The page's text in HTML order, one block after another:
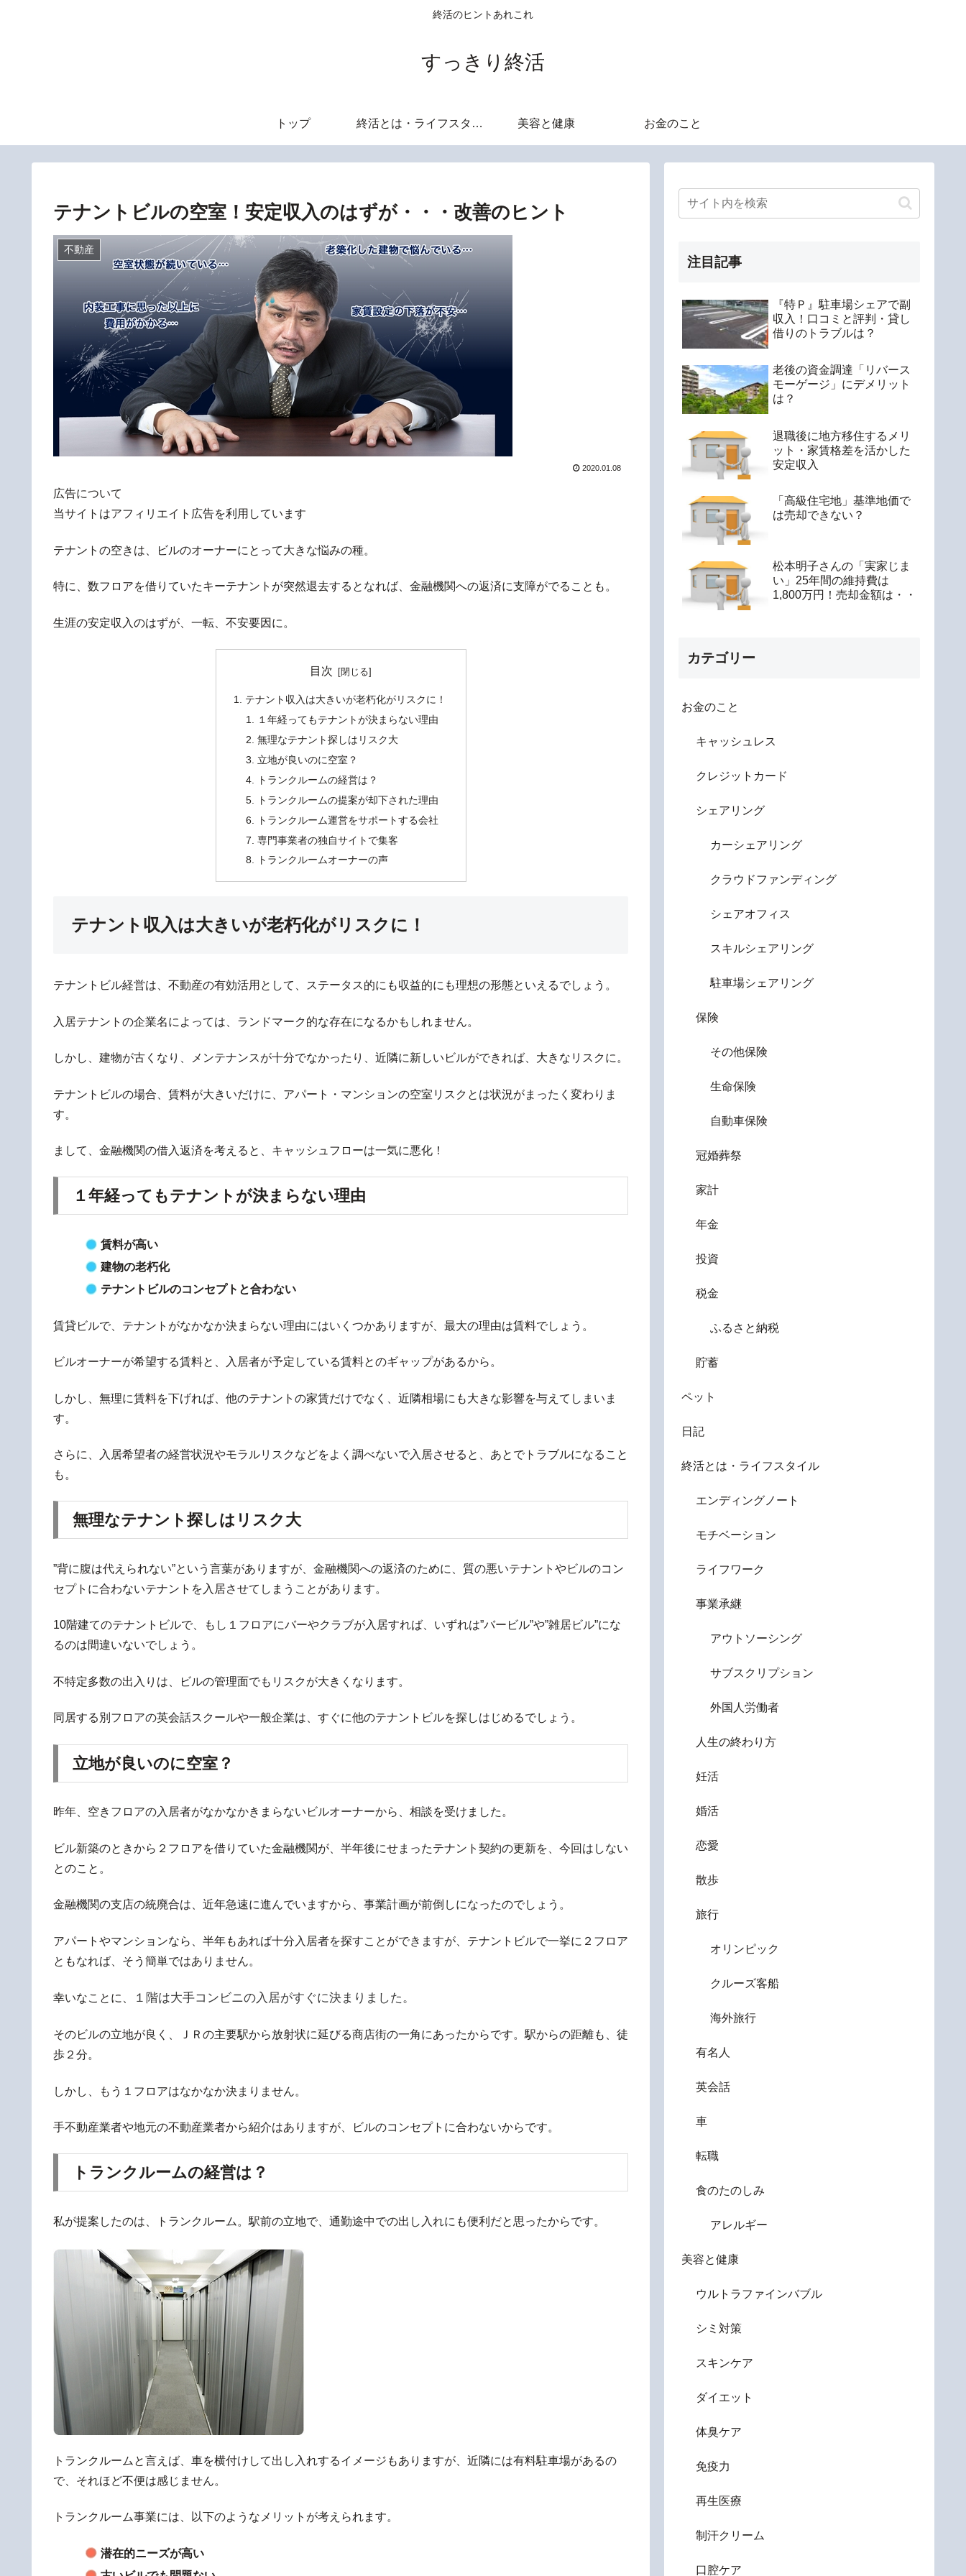
終活のヒントあれこれ
すっきり終活
トップ 終活とは・ライフスタイル 美容と健康 お金のこと
テナントビルの空室！安定収入のはずが・・・改善のヒント
不動産
2020.01.08
広告について
当サイトはアフィリエイト広告を利用しています
テナントの空きは、ビルのオーナーにとって大きな悩みの種。
特に、数フロアを借りていたキーテナントが突然退去するとなれば、金融機関への返済に支障がでることも。
生涯の安定収入のはずが、一転、不安要因に。
目次
テナント収入は大きいが老朽化がリスクに！
１年経ってもテナントが決まらない理由
無理なテナント探しはリスク大
立地が良いのに空室？
トランクルームの経営は？
トランクルームの提案が却下された理由
トランクルーム運営をサポートする会社
専門事業者の独自サイトで集客
トランクルームオーナーの声
テナント収入は大きいが老朽化がリスクに！
テナントビル経営は、不動産の有効活用として、ステータス的にも収益的にも理想の形態といえるでしょう。
入居テナントの企業名によっては、ランドマーク的な存在になるかもしれません。
しかし、建物が古くなり、メンテナンスが十分でなかったり、近隣に新しいビルができれば、大きなリスクに。
テナントビルの場合、賃料が大きいだけに、アパート・マンションの空室リスクとは状況がまったく変わりま
す。
まして、金融機関の借入返済を考えると、キャッシュフローは一気に悪化！
１年経ってもテナントが決まらない理由
賃料が高い
建物の老朽化
テナントビルのコンセプトと合わない
賃貸ビルで、テナントがなかなか決まらない理由にはいくつかありますが、最大の理由は賃料でしょう。
ビルオーナーが希望する賃料と、入居者が予定している賃料とのギャップがあるから。
しかし、無理に賃料を下げれば、他のテナントの家賃だけでなく、近隣相場にも大きな影響を与えてしまいま
す。
さらに、入居希望者の経営状況やモラルリスクなどをよく調べないで入居させると、あとでトラブルになること
も。
無理なテナント探しはリスク大
”背に腹は代えられない”という言葉がありますが、金融機関への返済のために、質の悪いテナントやビルのコン
セプトに合わないテナントを入居させてしまうことがあります。
10階建てのテナントビルで、もし１フロアにバーやクラブが入居すれば、いずれは”バービル”や”雑居ビル”にな
るのは間違いないでしょう。
不特定多数の出入りは、ビルの管理面でもリスクが大きくなります。
同居する別フロアの英会話スクールや一般企業は、すぐに他のテナントビルを探しはじめるでしょう。
立地が良いのに空室？
昨年、空きフロアの入居者がなかなかきまらないビルオーナーから、相談を受けました。
ビル新築のときから２フロアを借りていた金融機関が、半年後にせまったテナント契約の更新を、今回はしない
とのこと。
金融機関の支店の統廃合は、近年急速に進んでいますから、事業計画が前倒しになったのでしょう。
アパートやマンションなら、半年もあれば十分入居者を探すことができますが、テナントビルで一挙に２フロア
ともなれば、そう簡単ではありません。
幸いなことに、 １階は大手コンビニの入居がすぐに決まりました。
そのビルの立地が良く、ＪＲの主要駅から放射状に延びる商店街の一角にあったからです。駅からの距離も、徒
歩２分。
しかし、もう１フロアはなかなか決まりません。
手不動産業者や地元の不動産業者から紹介はありますが、ビルのコンセプトに合わないからです。
トランクルームの経営は？
私が提案したのは、トランクルーム。駅前の立地で、通勤途中での出し入れにも便利だと思ったからです。
トランクルームと言えば、車を横付けして出し入れするイメージもありますが、近隣には有料駐車場があるの
で、それほど不便は感じません。
トランクルーム事業には、以下のようなメリットが考えられます。
潜在的ニーズが高い
注目記事
『特Ｐ』駐車場シェアで副
収入！口コミと評判・貸し
借りのトラブルは？
老後の資金調達「リバース
モーゲージ」にデメリット
は？
退職後に地方移住するメリ
ット・家賃格差を活かした
安定収入
「高級住宅地」基準地価で
は売却できない？
松本明子さんの「実家じま
い」25年間の維持費は
1,800万円！売却金額は・・
カテゴリー
お金のこと
キャッシュレス
クレジットカード
シェアリング
カーシェアリング
クラウドファンディング
シェアオフィス
スキルシェアリング
駐車場シェアリング
保険
その他保険
生命保険
自動車保険
冠婚葬祭
家計
年金
投資
税金
ふるさと納税
貯蓄
ペット
日記
終活とは・ライフスタイル
エンディングノート
モチベーション
ライフワーク
事業承継
アウトソーシング
サブスクリプション
外国人労働者
人生の終わり方
妊活
婚活
恋愛
散歩
旅行
オリンピック
クルーズ客船
海外旅行
有名人
英会話
車
転職
食のたのしみ
アレルギー
美容と健康
ウルトラファインバブル
シミ対策
スキンケア
ダイエット
体臭ケア
免疫力
再生医療
制汗クリーム
口腔ケア